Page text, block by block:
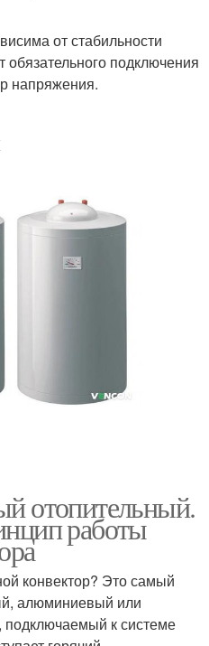
от стабильности
обязательного подключения
напряжения.
отопительный.
работы
конвектор? Это самый
алюминиевый или
подключаемый к системе